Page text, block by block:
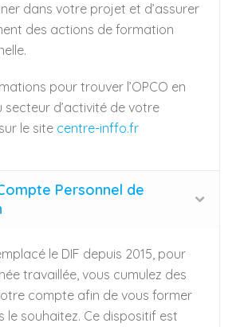
dans votre projet et d’assurer
des actions de formation
pour trouver l’OPCO en
secteur d’activité de votre
le site centre-inffo.fr
Personnel de
le DIF depuis 2015, pour
travaillée, vous cumulez des
compte afin de vous former
le souhaitez. Ce dispositif est